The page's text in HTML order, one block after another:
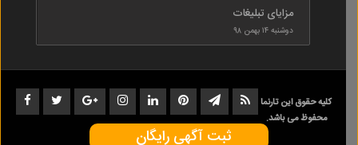
مزایای تبلیغات
دوشنبه ۱۴ بهمن ۹۸
کلیه حقوق این تارنما
محفوظ می باشد.
1402-1398
ثبت آگهی رایگان